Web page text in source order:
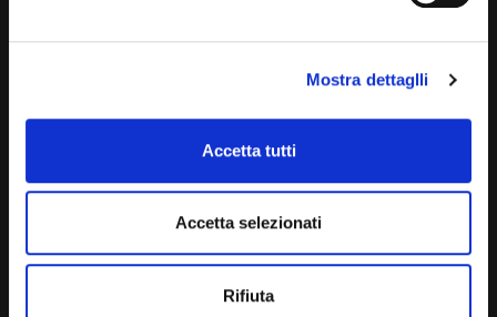
Mostra dettaglli
Accetta tutti
Accetta selezionati
Rifiuta
UFFICIO VENDITE